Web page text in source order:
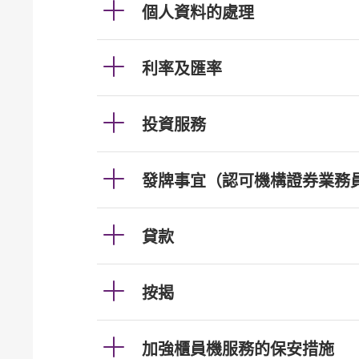
個人資料的處理
利率及匯率
投資服務
發牌事宜（認可機構證券業務
貸款
按揭
加強櫃員機服務的保安措施